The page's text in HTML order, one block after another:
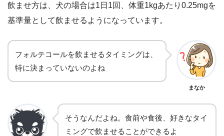
飲ませ方は、犬の場合は1日1回、体重1kgあたり0.25mgを
基準量として飲ませるようになっています。
フォルテコールを飲ませるタイミングは、
特に決まっていないのよね
まなか
そうなんだよね。食前や食後、好きなタイ
ミングで飲ませることができるよ